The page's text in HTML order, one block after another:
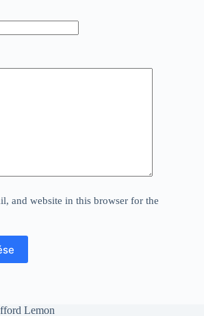
and website in this browser for the
Lemon